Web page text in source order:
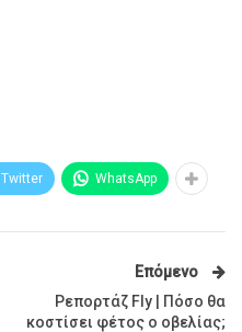
Twitter WhatsApp
Επόμενο
Ρεπορτάζ Fly | Πόσο θα
κοστίσει φέτος ο οβελίας;